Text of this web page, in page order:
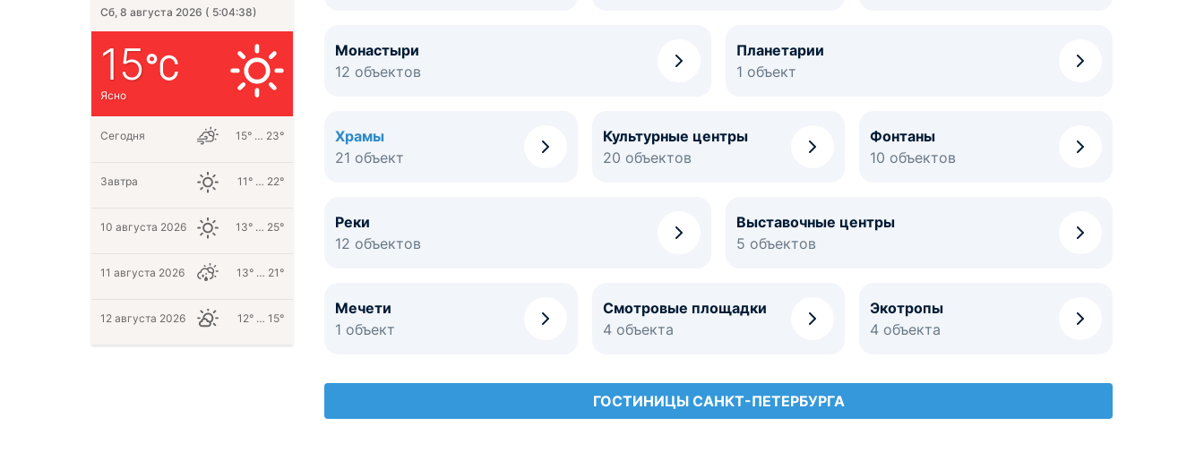
Монастыри
12 объектов
Планетарии
1 объект
Храмы
21 объект
Культурные центры
20 объектов
Фонтаны
10 объектов
Реки
12 объектов
Выставочные центры
5 объектов
Мечети
1 объект
Смотровые площадки
4 объекта
Экотропы
4 объекта
ГОСТИНИЦЫ САНКТ-ПЕТЕРБУРГА
Сб, 8 августа 2026 ( 5:04:39)
15
Ясно
Сегодня 15° … 23°
Завтра 11° … 22°
10 августа 2026 13° … 25°
11 августа 2026 13° … 21°
12 августа 2026 12° … 15°